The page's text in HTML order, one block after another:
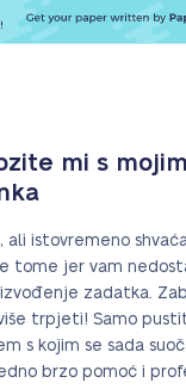
mi s
ali istovremeno
tome jer vam
zadatka.
trpjeti! Samo
s kojim se sada
brzo pomoć i